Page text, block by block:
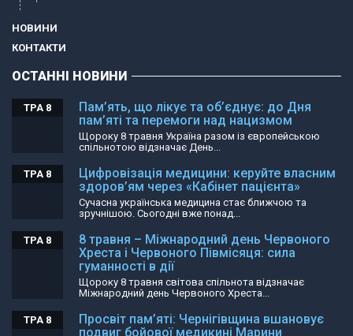
НОВИНИ
КОНТАКТИ
ОСТАННІ НОВИНИ
Пам’ять, що лікує та об’єднує: до Дня
пам’яті та перемоги над нацизмом
ТРА 8
Щороку 8 травня Україна разом із європейською
спільнотою відзначає День...
Цифровізація медицини: керуйте власним
здоров’ям через «Кабінет пацієнта»
ТРА 8
Сучасна українська медицина стає ближчою та
зручнішою. Сьогодні вже понад...
8 травня – Міжнародний день Червоного
Хреста і Червоного Півмісяця: сила
гуманності в дії
ТРА 8
Щороку 8 травня світова спільнота відзначає
Міжнародний день Червоного Хреста...
Просвіт пам’яті: Чернігівщина вшановує
подвиг бойової медикині Марини
ТРА 8